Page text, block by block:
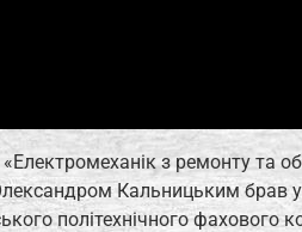
з ремонту та
Кальницьким брав
політехнічного фахового